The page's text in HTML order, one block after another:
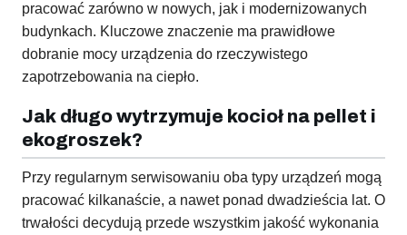
pracować zarówno w nowych, jak i modernizowanych
budynkach. Kluczowe znaczenie ma prawidłowe
dobranie mocy urządzenia do rzeczywistego
zapotrzebowania na ciepło.
Jak długo wytrzymuje kocioł na pellet i
ekogroszek?
Przy regularnym serwisowaniu oba typy urządzeń mogą
pracować kilkanaście, a nawet ponad dwadzieścia lat. O
trwałości decydują przede wszystkim jakość wykonania